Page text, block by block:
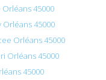
45000
Orléans 45000
Orléans 45000
Orléans 45000
45000